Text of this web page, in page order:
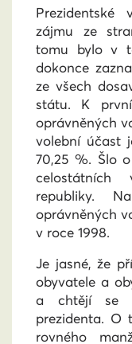
zájmu ze
tomu bylo v
dokonce
ze všech
státu. K
oprávněných
volební účast
70,25 %. Šlo
republiky.
oprávněných
v roce 1998.
Je jasné, že
obyvatele a
a chtějí se
prezidenta. O
rovného